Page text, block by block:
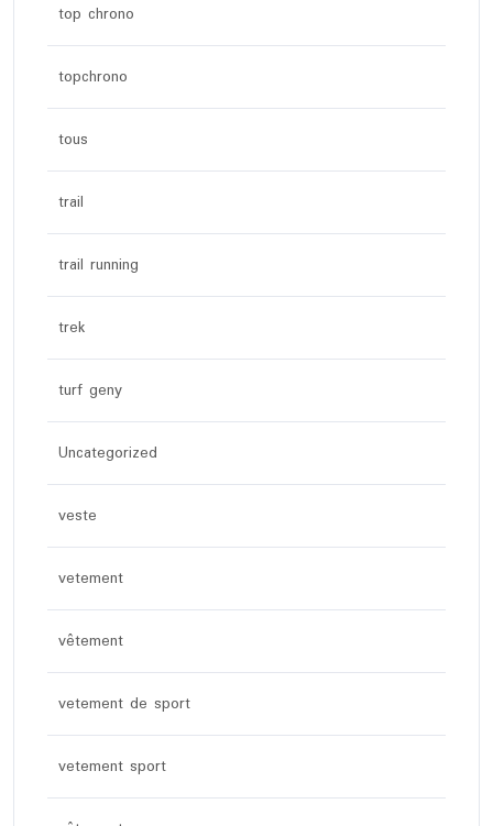
top chrono
topchrono
tous
trail
trail running
trek
turf geny
Uncategorized
veste
vetement
vêtement
vetement de sport
vetement sport